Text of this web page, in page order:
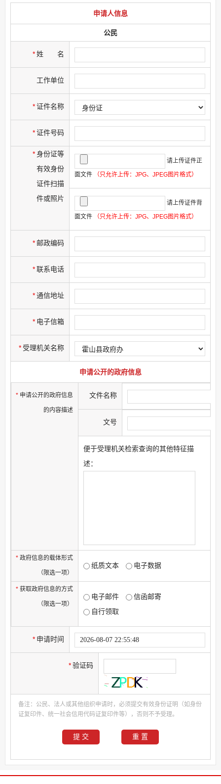
申请人信息
公民
*姓 名
工作单位
*证件名称
*证件号码
* 身份证等
有效身份
证件扫描
件或照片
请上传证件正
面文件
（只允许上传：JPG、JPEG图片格式）
请上传证件背
面文件
（只允许上传：JPG、JPEG图片格式）
* 邮政编码
*联系电话
*通信地址
* 电子信箱
* 受理机关名称
申请公开的政府信息
* 申请公开的政府信息
的内容描述
文件名称
文号
便于受理机关检索查询的其他特征描
述：
* 政府信息的载体形式
（限选一项）
纸质文本 电子数据
* 获取政府信息的方式
（限选一项）
电子邮件
信函邮寄
自行领取
* 申请时间
*验证码
备注：公民、法人或其他组织申请时，必须提交有效身份证明（如身份
证复印件、统一社会信用代码证复印件等），否则不予受理。